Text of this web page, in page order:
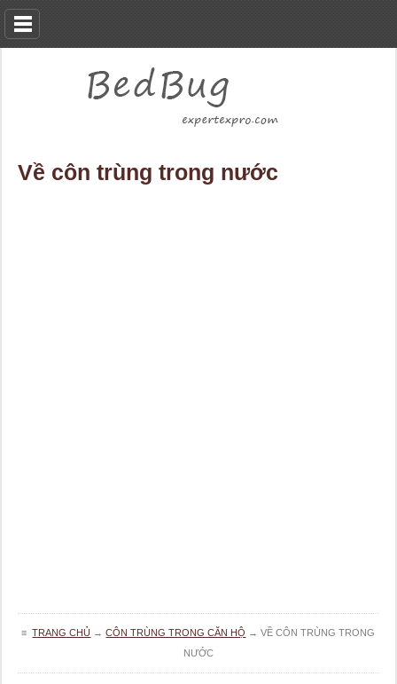
Về côn trùng trong nước
≡TRANG CHỦ →CÔN TRÙNG TRONG CĂN HỘ →VỀ CÔN TRÙNG TRONG
NƯỚC